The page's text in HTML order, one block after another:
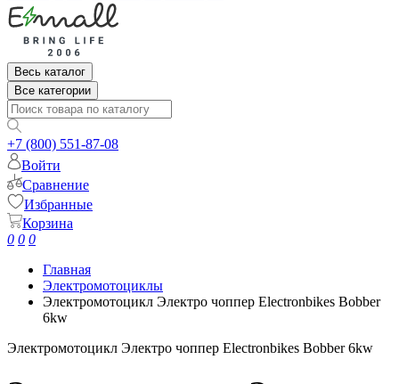
Весь каталог
Все категории
+7 (800) 551-87-08
Войти
Сравнение
Избранные
Корзина
0 0 0
Главная
Электромотоциклы
Электромотоцикл Электро чоппер Electronbikes Bobber
6kw
Электромотоцикл Электро чоппер Electronbikes Bobber 6kw